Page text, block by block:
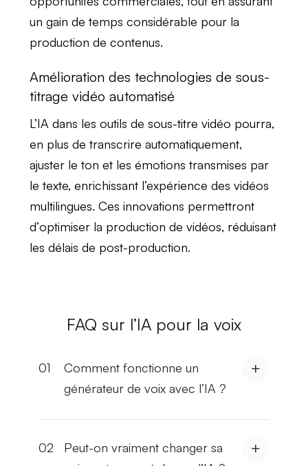
un gain de temps considérable pour la
production de contenus.
Amélioration des technologies de sous-
titrage vidéo automatisé
L’IA dans les outils de sous-titre vidéo pourra,
en plus de transcrire automatiquement,
ajuster le ton et les émotions transmises par
le texte, enrichissant l’expérience des vidéos
multilingues. Ces innovations permettront
d’optimiser la production de vidéos, réduisant
les délais de post-production.
FAQ sur l’IA pour la voix
01
Comment fonctionne un
générateur de voix avec l’IA ?
02
Peut-on vraiment changer sa